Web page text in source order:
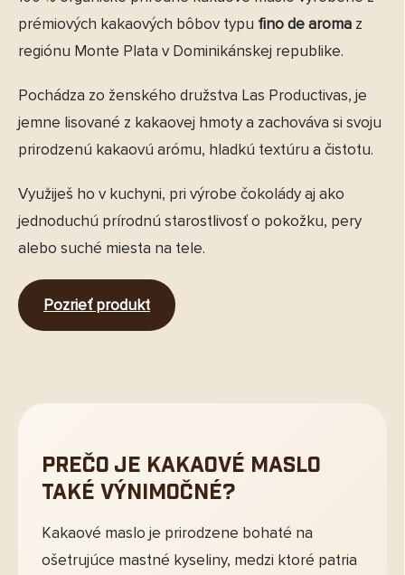
prémiových kakaových bôbov typu fino de aroma z
regiónu Monte Plata v Dominikánskej republike.
Pochádza zo ženského družstva Las Productivas, je
jemne lisované z kakaovej hmoty a zachováva si svoju
prirodzenú kakaovú arómu, hladkú textúru a čistotu.
Využiješ ho v kuchyni, pri výrobe čokolády aj ako
jednoduchú prírodnú starostlivosť o pokožku, pery
alebo suché miesta na tele.
Pozrieť produkt
Prečo je kakaové maslo
také výnimočné?
Kakaové maslo je prirodzene bohaté na
ošetrujúce mastné kyseliny, medzi ktoré patria